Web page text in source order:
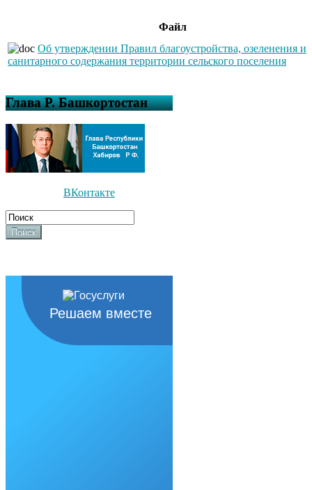
Файл
Об утверждении Правил благоустройства, озеленения и
санитарного содержания территории сельского поселения
Глава Р. Башкортостан
ВКонтакте
Поиск
Решаем вместе